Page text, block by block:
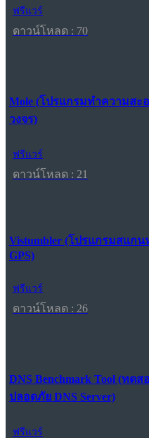
ฟรีแวร์
ดาวน์โหลด : 70
Mole (โปรแกรมทำความสะ
วงจร)
ฟรีแวร์
ดาวน์โหลด : 21
Vistumbler (โปรแกรมสแก
GPS)
ฟรีแวร์
ดาวน์โหลด : 26
DNS Benchmark Tool (ทด
ปลอดภัย DNS Server)
ฟรีแวร์